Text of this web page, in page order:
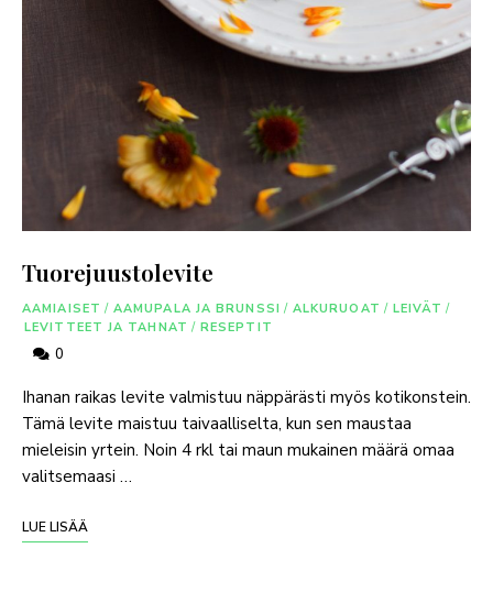
Tuorejuustolevite
AAMIAISET / AAMUPALA JA BRUNSSI / ALKURUOAT / LEIVÄT /
LEVITTEET JA TAHNAT / RESEPTIT
0
Ihanan raikas levite valmistuu näppärästi myös kotikonstein.
Tämä levite maistuu taivaalliselta, kun sen maustaa
mieleisin yrtein. Noin 4 rkl tai maun mukainen määrä omaa
valitsemaasi …
LUE LISÄÄ